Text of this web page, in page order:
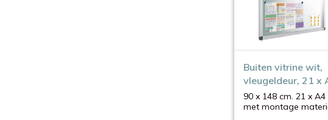
Buiten vitrine wit,
vleugeldeur, 21 x
90 x 148 cm. 21 x A4
met montage